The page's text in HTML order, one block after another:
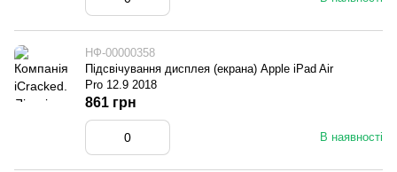
НФ-00000358
Підсвічування дисплея (екрана) Apple iPad Air
Pro 12.9 2018
В наявності
861 грн